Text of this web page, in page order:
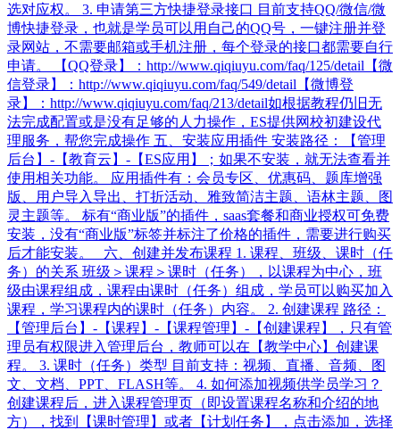
选对应权。 3. 申请第三方快捷登录接口 目前支持QQ/微信/微
博快捷登录，也就是学员可以用自己的QQ号，一键注册并登
录网站，不需要邮箱或手机注册，每个登录的接口都需要自行
申请。 【QQ登录】：http://www.qiqiuyu.com/faq/125/detail​ 【微
信登录】：http://www.qiqiuyu.com/faq/549/detail​ 【微博登
录】：http://www.qiqiuyu.com/faq/213/detail​ 如根据教程仍旧无
法完成配置或是没有足够的人力操作，ES提供网校初建设代
理服务，帮您完成操作 五、安装应用插件 安装路径：【管理
后台】-【教育云】-【ES应用】；如果不安装，就无法查看并
使用相关功能。 应用插件有：会员专区、优惠码、题库增强
版、用户导入导出、打折活动、雅致简洁主题、语林主题、图
灵主题等。 标有“商业版”的插件，saas套餐和商业授权可免费
安装，没有“商业版”标签并标注了价格的插件，需要进行购买
后才能安装。 六、创建并发布课程 1. 课程、班级、课时（任
务）的关系 班级＞课程＞课时（任务），以课程为中心，班
级由课程组成，课程由课时（任务）组成，学员可以购买加入
课程，学习课程内的课时（任务）内容。 2. 创建课程 路径：
【管理后台】-【课程】-【课程管理】-【创建课程】，只有管
理员有权限进入管理后台，教师可以在【教学中心】创建课
程。 3. 课时（任务）类型 目前支持：视频、直播、音频、图
文、文档、PPT、FLASH等。 4. 如何添加视频供学员学习？
创建课程后，进入课程管理页（即设置课程名称和介绍的地
方），找到【课时管理】或者【计划任务】，点击添加，选择